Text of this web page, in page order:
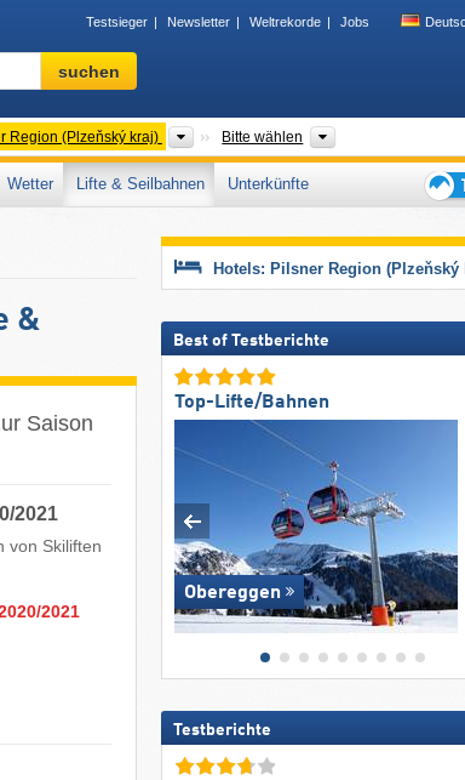
Testsieger Newsletter Weltrekorde Jobs
Skigebiet,
Region,
…
suchen
Region (Plzeňský kraj) Regionen
Bitte wählen
Wetter Lifte & Seilbahnen
Unterkünfte
für
den
&
Saison
2021
von Skiliften
2021
Hotels: Pilsner Region (Plzeňský
Best of Testberichte
Top-Lifte/Bahnen
Obereggen
Testberichte